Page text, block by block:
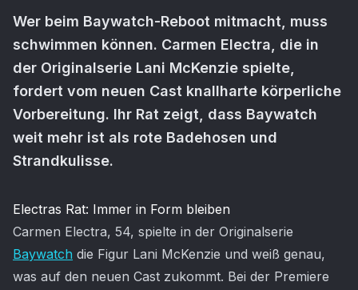
Wer beim Baywatch-Reboot mitmacht, muss
schwimmen können. Carmen Electra, die in
der Originalserie Lani McKenzie spielte,
fordert vom neuen Cast knallharte körperliche
Vorbereitung. Ihr Rat zeigt, dass Baywatch
weit mehr ist als rote Badehosen und
Strandkulisse.
Artikel-Inhalt
Electras Rat: Immer in Form bleiben
Carmen Electra, 54, spielte in der Originalserie
Baywatch die Figur Lani McKenzie und weiß genau,
was auf den neuen Cast zukommt. Bei der Premiere